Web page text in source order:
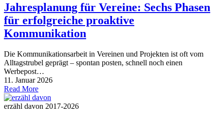
Jahresplanung für Vereine: Sechs Phasen
für erfolgreiche proaktive
Kommunikation
Die Kommunikationsarbeit in Vereinen und Projekten ist oft vom
Alltagstrubel geprägt – spontan posten, schnell noch einen
Werbepost…
11. Januar 2026
Read More
erzähl davon 2017-2026